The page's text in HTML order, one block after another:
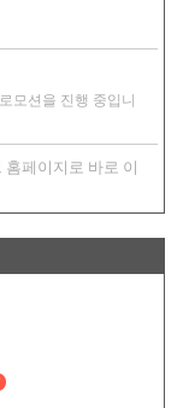
모션을 진행 중입니
페이지로 바로 이